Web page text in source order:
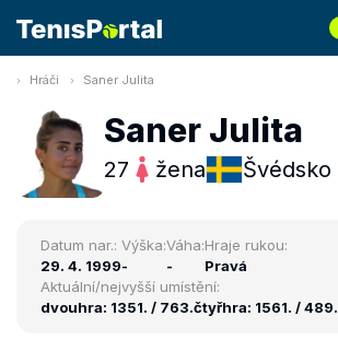
Hráči Saner Julita
Saner Julita
27 žena Švédsko
Datum nar.:
29. 4. 1999
Výška:
-
Váha:
-
Hraje rukou:
Pravá
Aktuální/nejvyšší umístění:
dvouhra: 1351. / 763.čtyřhra: 1561. / 489.